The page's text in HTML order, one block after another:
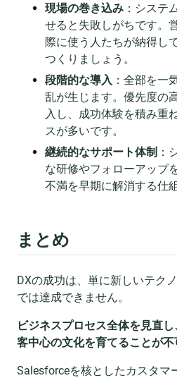
現場の巻き込み ：システ
せると失敗しがちです。
際に使う人たちが納得し
つくりましょう。
段階的な導入 ：全部を一
乱が生じます。優先度の
入し、成功体験を積み重
スが多いです。
継続的なサポート体制 ：
な研修やフォローアップ
不満を早期に解消する仕
まとめ
DXの成功は、単に新しいテク
では達成できません。
ビジネスプロセス全体を見直
客中心の文化を育てることが不
Salesforceを核としたカスタマ